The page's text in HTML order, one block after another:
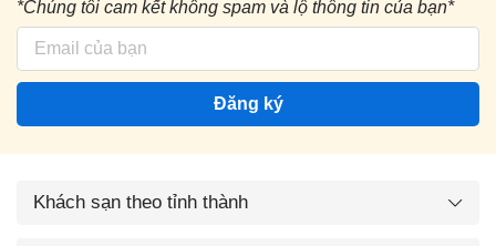
*Chúng tôi cam kết không spam và lộ thông tin của bạn*
Đăng ký
Khách sạn theo tỉnh thành